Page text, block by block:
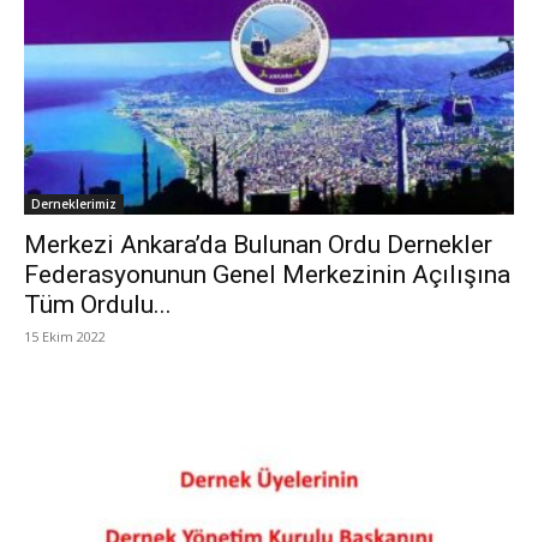
Derneklerimiz
Merkezi Ankara’da Bulunan Ordu Dernekler
Federasyonunun Genel Merkezinin Açılışına
Tüm Ordulu...
15 Ekim 2022